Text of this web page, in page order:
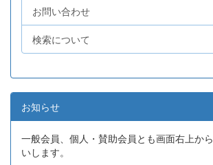
お問い合わせ
検索について
お知らせ
一般会員、個人・賛助会員とも画面右上か
いします。